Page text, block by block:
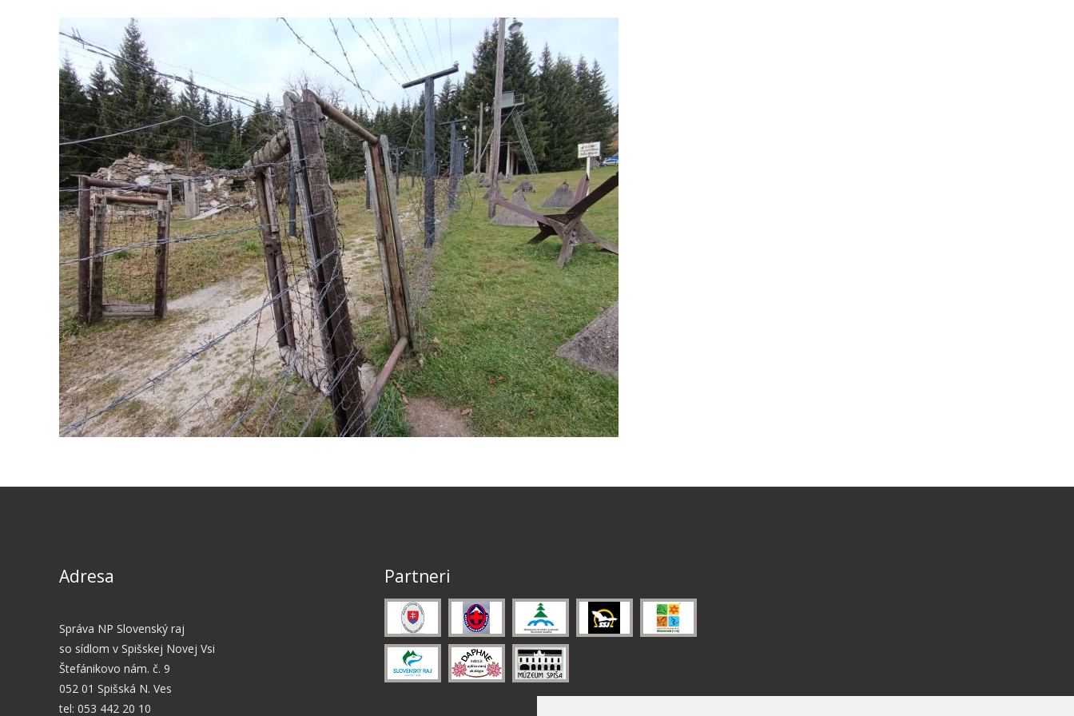
Adresa
Správa NP Slovenský raj
so sídlom v Spišskej Novej Vsi
Štefánikovo nám. č. 9
052 01 Spišská N. Ves
tel: 053 442 20 10
Partneri